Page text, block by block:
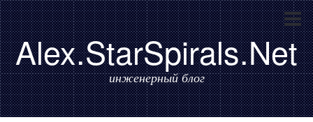
Alex.StarSpirals.Net
инженерный блог